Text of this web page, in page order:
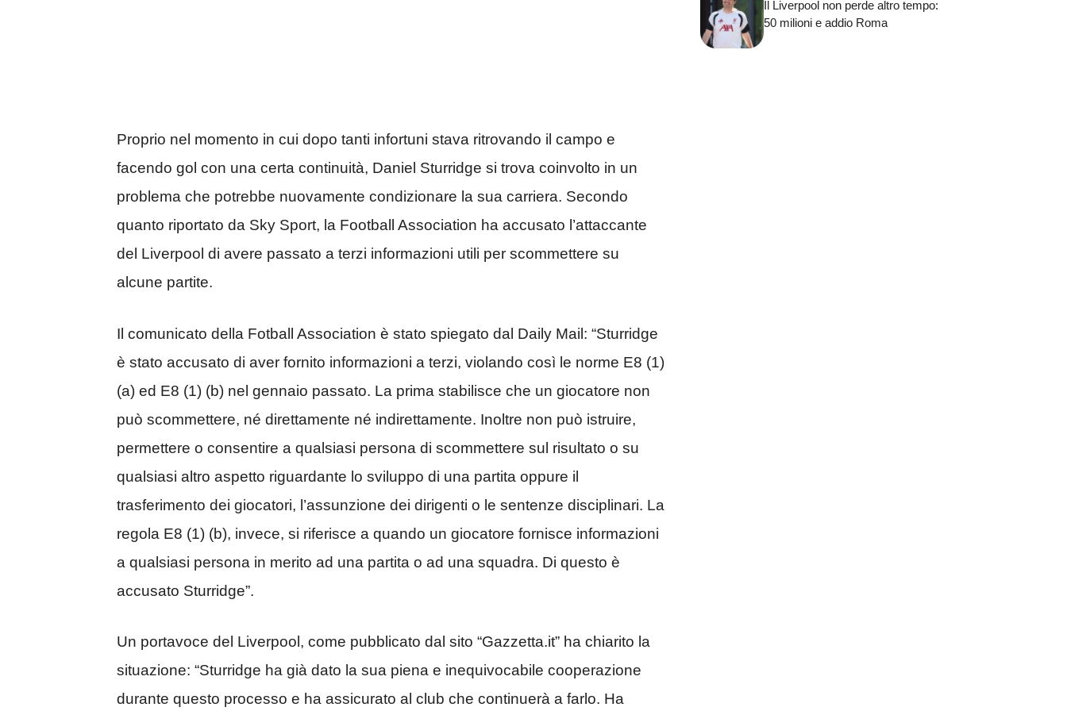
Proprio nel momento in cui dopo tanti infortuni stava ritrovando il campo e
facendo gol con una certa continuità, Daniel Sturridge si trova coinvolto in un
problema che potrebbe nuovamente condizionare la sua carriera. Secondo
quanto riportato da Sky Sport, la Football Association ha accusato l’attaccante
del Liverpool di avere passato a terzi informazioni utili per scommettere su
alcune partite.
Il comunicato della Fotball Association è stato spiegato dal Daily Mail: “Sturridge
è stato accusato di aver fornito informazioni a terzi, violando così le norme E8 (1)
(a) ed E8 (1) (b) nel gennaio passato. La prima stabilisce che un giocatore non
può scommettere, né direttamente né indirettamente. Inoltre non può istruire,
permettere o consentire a qualsiasi persona di scommettere sul risultato o su
qualsiasi altro aspetto riguardante lo sviluppo di una partita oppure il
trasferimento dei giocatori, l’assunzione dei dirigenti o le sentenze disciplinari. La
regola E8 (1) (b), invece, si riferisce a quando un giocatore fornisce informazioni
a qualsiasi persona in merito ad una partita o ad una squadra. Di questo è
accusato Sturridge”.
Un portavoce del Liverpool, come pubblicato dal sito “Gazzetta.it” ha chiarito la
situazione: “Sturridge ha già dato la sua piena e inequivocabile cooperazione
durante questo processo e ha assicurato al club che continuerà a farlo. Ha
Il Liverpool non perde altro tempo:
50 milioni e addio Roma